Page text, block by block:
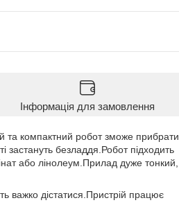
Інформація для замовлення
та компактний робот зможе прибрати
застануть безладдя.Робот підходить
або лінолеум.Прилад дуже тонкий,
важко дістатися.Пристрій працює